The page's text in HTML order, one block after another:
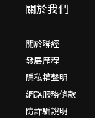
關於我們
關於聯經
發展歷程
隱私權聲明
網路服務條款
防詐騙說明